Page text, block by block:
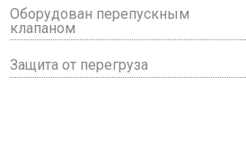
Оборудован перепускным
клапаном
Защита от перегруза